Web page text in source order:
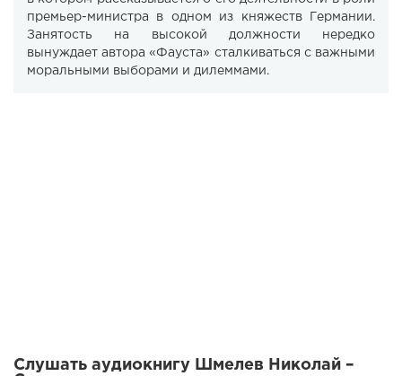
премьер-министра в одном из княжеств Германии.
Занятость на высокой должности нередко
вынуждает автора «Фауста» сталкиваться с важными
моральными выборами и дилеммами.
Слушать аудиокнигу Шмелев Николай –